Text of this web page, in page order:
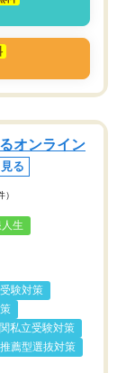
オンライン
る
）
生
験対策
私立受験対策
薦型選抜対策